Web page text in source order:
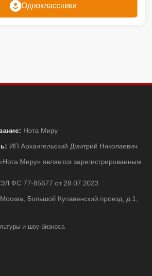
Одноклассники
Нота Миру
ИП Архангельский Дмитрий Николаевич
Миру» является зарегистрированным
ЭЛ ФС 77-85677 от 28.07.2023
Большой Купавенский проезд, д.1,
и шоу-бизнеса